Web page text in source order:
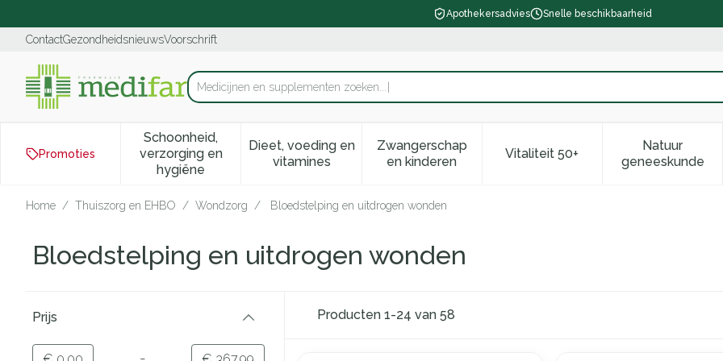
Apothekersadvies Snelle beschikbaarheid
ContactGezondheidsnieuwsVoorschrift
Product, merk, categorie...
Me
Promoties
Schoonheid,
verzorging en
hygiëne
Toon submenu voor Schoonheid, verzorging en hygiëne categorie
Dieet, voeding en
vitaminesToon submenu voor Dieet, voeding en vitamines categorie
Zwangerschap
en kinderenToon submenu voor Zwangerschap en kinderen
Vitaliteit 50+Toon submenu voor Vitaliteit
Natuur
geneeskunde
Toon
Home / Thuiszorg en EHBO / Wondzorg / Bloedstelping en uitdrogen wonden
Bloedstelping en uitdrogen wonden
Prijs
Minimumwaarde
Maximale waarde
Producten 1-24 van 58